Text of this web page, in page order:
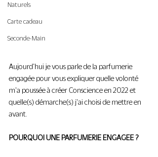
Naturels
Carte cadeau
Seconde-Main
Aujourd'hui je vous parle de la parfumerie
engagée pour vous expliquer quelle volonté
m'a poussée à créer Conscience en 2022 et
quelle(s) démarche(s) j'ai choisi de mettre en
avant.
POURQUOI UNE PARFUMERIE ENGAGEE ?